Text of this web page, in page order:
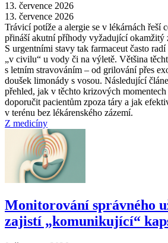
13. července 2026
13. července 2026
Trávicí potíže a alergie se v lékárnách řeší
přináší akutní příhody vyžadující okamžitý
S urgentními stavy tak farmaceut často
„v civilu“ u vody či na výletě. Většina
s letním stravováním –⁠ od grilování přes
doušek limonády s vosou. Následující
přehled, jak v těchto krizových momentech
doporučit pacientům zpoza táry a jak
v terénu bez lékárenského zázemí.
Z medicíny
Monitorování správného
zajistí „komunikující“